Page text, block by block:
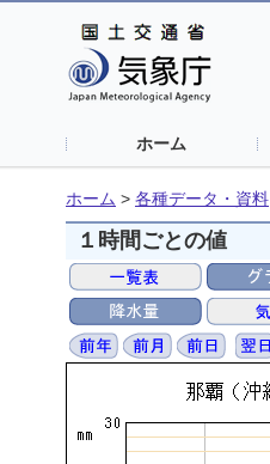
ホーム
ホーム > 各種データ・資料
１時間ごとの値